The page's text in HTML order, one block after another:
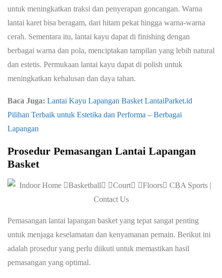
untuk meningkatkan traksi dan penyerapan goncangan. Warna
lantai karet bisa beragam, dari hitam pekat hingga warna-warna
cerah. Sementara itu, lantai kayu dapat di finishing dengan
berbagai warna dan pola, menciptakan tampilan yang lebih natural
dan estetis. Permukaan lantai kayu dapat di polish untuk
meningkatkan kehalusan dan daya tahan.
Baca Juga: Lantai Kayu Lapangan Basket LantaiParket.id
Pilihan Terbaik untuk Estetika dan Performa – Berbagai
Lapangan
Prosedur Pemasangan Lantai Lapangan
Basket
Pemasangan lantai lapangan basket yang tepat sangat penting
untuk menjaga keselamatan dan kenyamanan pemain. Berikut ini
adalah prosedur yang perlu diikuti untuk memastikan hasil
pemasangan yang optimal.